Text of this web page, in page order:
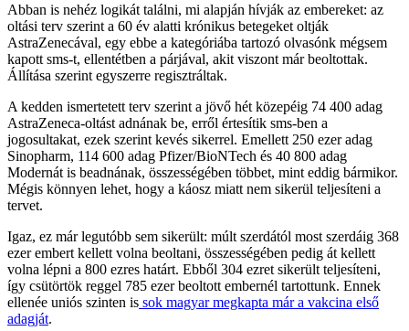
Abban is nehéz logikát találni, mi alapján hívják az embereket: az
oltási terv szerint a 60 év alatti krónikus betegeket oltják
AstraZenecával, egy ebbe a kategóriába tartozó olvasónk mégsem
kapott sms-t, ellentétben a párjával, akit viszont már beoltottak.
Állítása szerint egyszerre regisztráltak.
A kedden ismertetett terv szerint a jövő hét közepéig 74 400 adag
AstraZeneca-oltást adnának be, erről értesítik sms-ben a
jogosultakat, ezek szerint kevés sikerrel. Emellett 250 ezer adag
Sinopharm, 114 600 adag Pfizer/BioNTech és 40 800 adag
Modernát is beadnának, összességében többet, mint eddig bármikor.
Mégis könnyen lehet, hogy a káosz miatt nem sikerül teljesíteni a
tervet.
Igaz, ez már legutóbb sem sikerült: múlt szerdától most szerdáig 368
ezer embert kellett volna beoltani, összességében pedig át kellett
volna lépni a 800 ezres határt. Ebből 304 ezret sikerült teljesíteni,
így csütörtök reggel 785 ezer beoltott embernél tartottunk. Ennek
ellenée uniós szinten is sok magyar megkapta már a vakcina első
adagját.